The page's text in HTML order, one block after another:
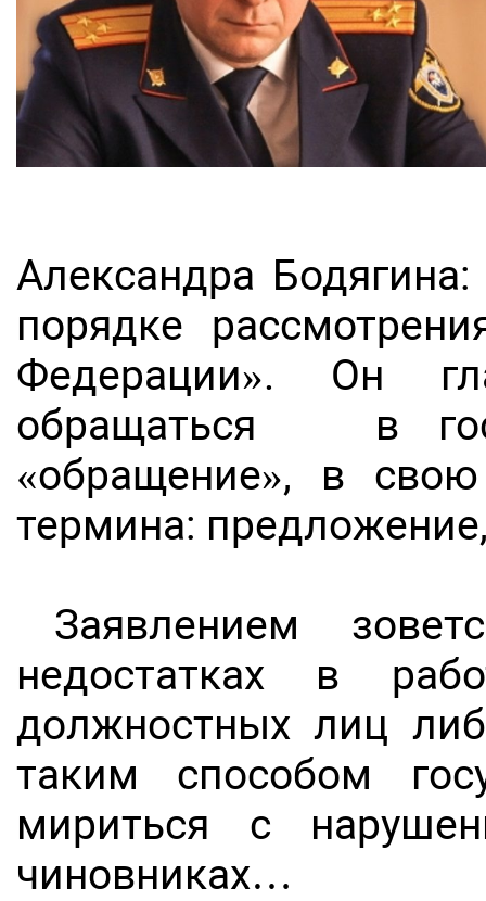
Александра
порядке
Федерации». Он
обращаться в
«обращение», в
термина:
Заявлением
недостатках в
должностных лиц
таким способом
мириться с
чиновниках…